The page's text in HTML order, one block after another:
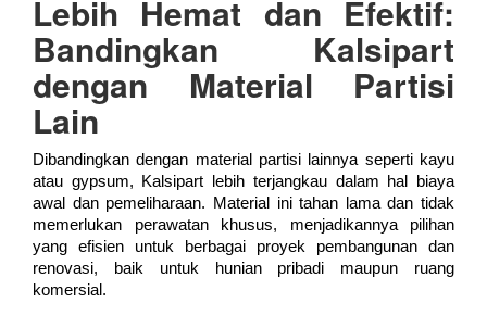
Lebih Hemat dan Efektif:
Bandingkan Kalsipart
dengan Material Partisi
Lain
Dibandingkan dengan material partisi lainnya seperti kayu
atau gypsum, Kalsipart lebih terjangkau dalam hal biaya
awal dan pemeliharaan. Material ini tahan lama dan tidak
memerlukan perawatan khusus, menjadikannya pilihan
yang efisien untuk berbagai proyek pembangunan dan
renovasi, baik untuk hunian pribadi maupun ruang
komersial.